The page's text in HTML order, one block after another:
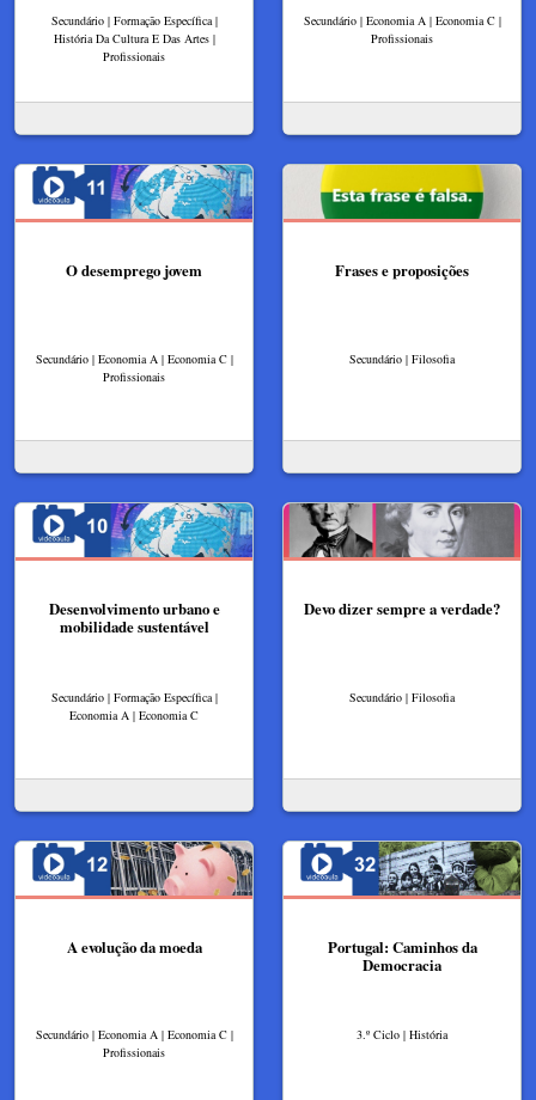
Secundário | Formação Específica |
História Da Cultura E Das Artes |
Profissionais
Secundário | Economia A | Economia C |
Profissionais
O desemprego jovem
Secundário | Economia A | Economia C |
Profissionais
Frases e proposições
Secundário | Filosofia
Desenvolvimento urbano e
mobilidade sustentável
Secundário | Formação Específica |
Economia A | Economia C
Devo dizer sempre a verdade?
Secundário | Filosofia
A evolução da moeda
Secundário | Economia A | Economia C |
Profissionais
Portugal: Caminhos da
Democracia
3.º Ciclo | História